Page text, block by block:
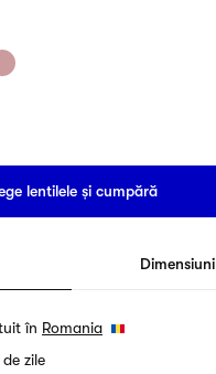
lentilele și cumpără
Dimensiuni
în Romania
zile